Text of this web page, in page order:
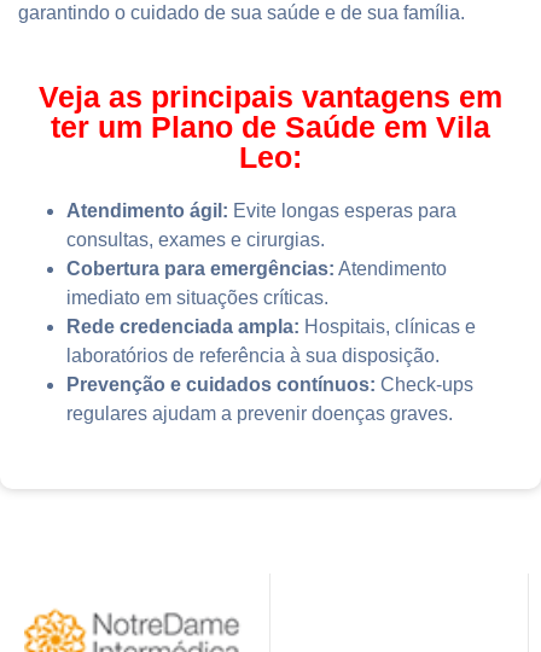
garantindo o cuidado de sua saúde e de sua família.
Veja as principais vantagens em
ter um Plano de Saúde em Vila
Leo:
Atendimento ágil: Evite longas esperas para
consultas, exames e cirurgias.
Cobertura para emergências: Atendimento
imediato em situações críticas.
Rede credenciada ampla: Hospitais, clínicas e
laboratórios de referência à sua disposição.
Prevenção e cuidados contínuos: Check-ups
regulares ajudam a prevenir doenças graves.